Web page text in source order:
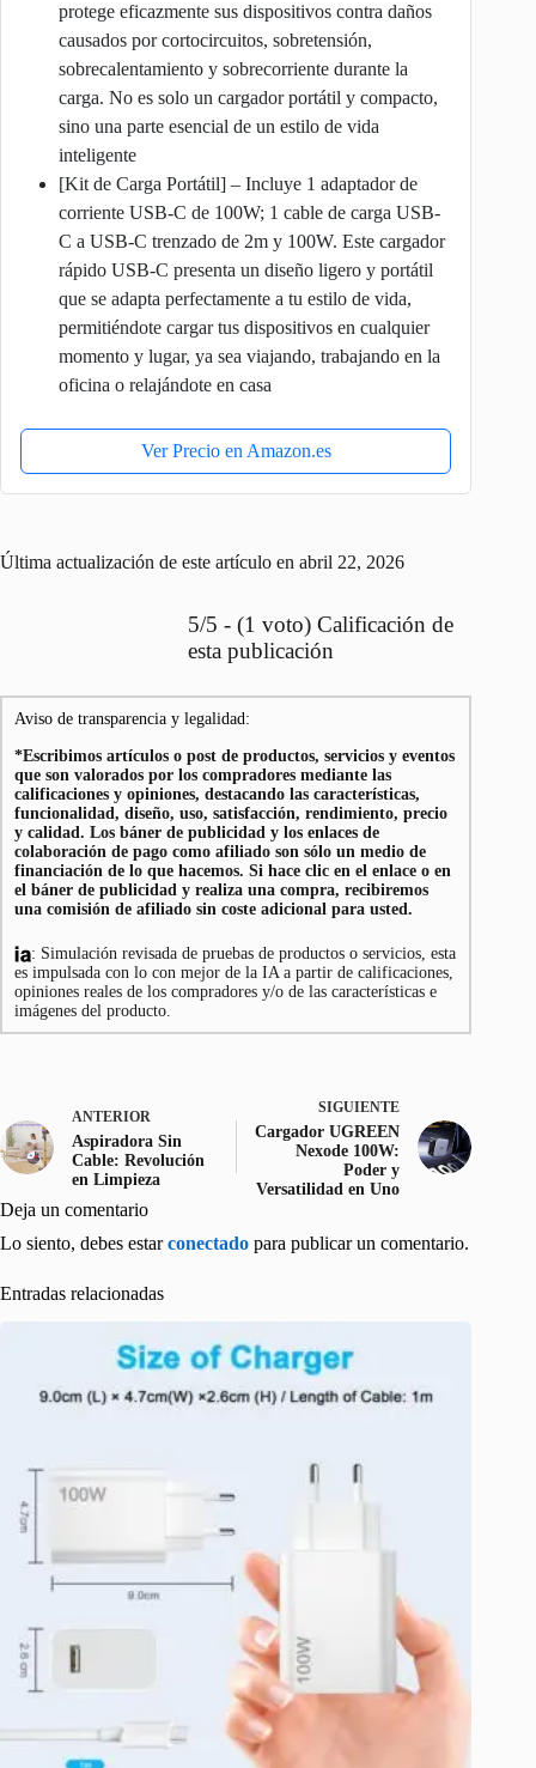
protege eficazmente sus dispositivos contra daños
causados ​​por cortocircuitos, sobretensión,
sobrecalentamiento y sobrecorriente durante la
carga. No es solo un cargador portátil y compacto,
sino una parte esencial de un estilo de vida
inteligente
[Kit de Carga Portátil] – Incluye 1 adaptador de
corriente USB-C de 100W; 1 cable de carga USB-
C a USB-C trenzado de 2m y 100W. Este cargador
rápido USB-C presenta un diseño ligero y portátil
que se adapta perfectamente a tu estilo de vida,
permitiéndote cargar tus dispositivos en cualquier
momento y lugar, ya sea viajando, trabajando en la
oficina o relajándote en casa
Ver Precio en Amazon.es
Última actualización de este artículo en abril 22, 2026
5/5 - (1 voto) Calificación de
esta publicación
Aviso de transparencia y legalidad:
*Escribimos artículos o post de productos, servicios y eventos
que son valorados por los compradores mediante las
calificaciones y opiniones, destacando las características,
funcionalidad, diseño, uso, satisfacción, rendimiento, precio
y calidad. Los báner de publicidad y los enlaces de
colaboración de pago como afiliado son sólo un medio de
financiación de lo que hacemos. Si hace clic en el enlace o en
el báner de publicidad y realiza una compra, recibiremos
una comisión de afiliado sin coste adicional para usted.
: Simulación revisada de pruebas de productos o servicios, esta
es impulsada con lo con mejor de la IA a partir de calificaciones,
opiniones reales de los compradores y/o de las características e
imágenes del producto.
ANTERIOR
Aspiradora Sin
Cable: Revolución
en Limpieza
SIGUIENTE
Cargador UGREEN
Nexode 100W:
Poder y
Versatilidad en Uno
Deja un comentario
Lo siento, debes estarconectado para publicar un comentario.
Entradas relacionadas